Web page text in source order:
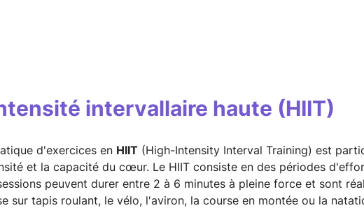
intervallaire haute (HIIT)
d'exercices en HIIT (High-Intensity Interval Training) est
et la capacité du cœur. Le HIIT consiste en des périodes
peuvent durer entre 2 à 6 minutes à pleine force et sont
sur tapis roulant, le vélo, l'aviron, la course en montée ou la